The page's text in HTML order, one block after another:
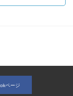
ページ